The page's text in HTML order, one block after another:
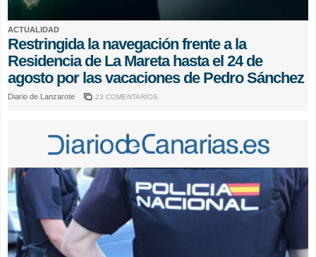
ACTUALIDAD
Restringida la navegación frente a la
Residencia de La Mareta hasta el 24 de
agosto por las vacaciones de Pedro Sánchez
Diario de Lanzarote 23 COMENTARIOS